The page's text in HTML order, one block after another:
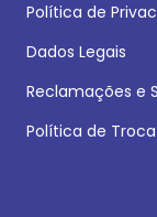
Política de
Dados Legais
Reclamações e
Política de